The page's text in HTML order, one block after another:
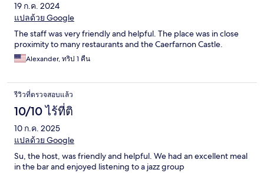
19 ก.ค. 2024
แปลด้วย Google
The staff was very friendly and helpful. The place was in close
proximity to many restaurants and the Caerfarnon Castle.
Alexander, ทริป 1 คืน
รีวิวที่ตรวจสอบแล้ว
10/10 ไร้ที่ติ
10 ก.ค. 2025
แปลด้วย Google
Su, the host, was friendly and helpful. We had an excellent meal
in the bar and enjoyed listening to a jazz group